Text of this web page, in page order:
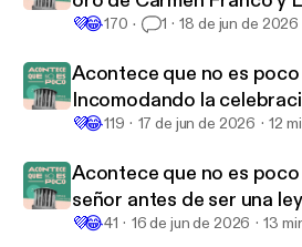
💜😂170 1 18 de jun de 2026
Acontece que no es poco
Incomodando la
💜😂119 17 de jun de 2026 12
Acontece que no es
señor antes de ser una
💜😂41 16 de jun de 2026 13